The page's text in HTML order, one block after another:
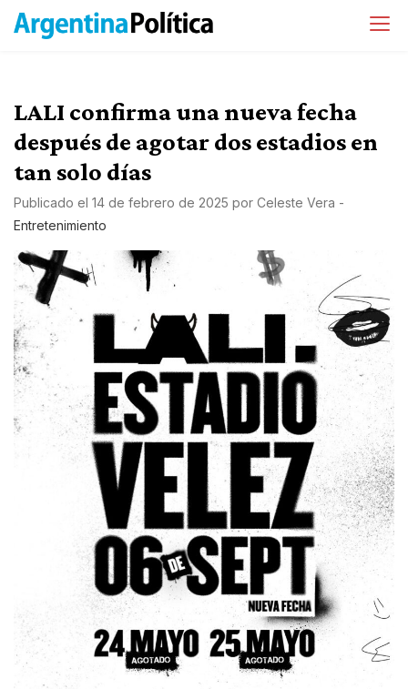
LALI confirma una nueva fecha
después de agotar dos estadios en
tan solo días
Publicado el 14 de febrero de 2025 por Celeste Vera -
Entretenimiento